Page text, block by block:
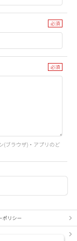
(ブラウザ)・アプリのど
ポリシー